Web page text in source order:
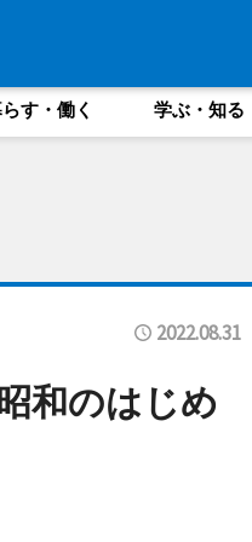
す・働く 学ぶ・知る
2022.08.31
和のはじめ